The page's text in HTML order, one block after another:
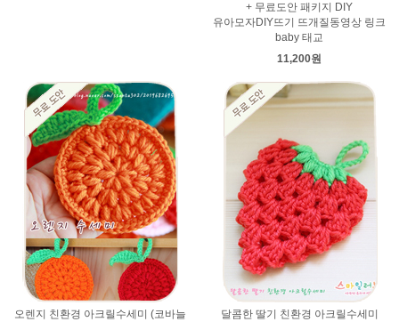
+ 무료도안 패키지 DIY
유아모자DIY뜨기 뜨개질동영상 링크
baby 태교
11,200원
오렌지 친환경 아크릴수세미 (코바늘
달콤한 딸기 친환경 아크릴수세미